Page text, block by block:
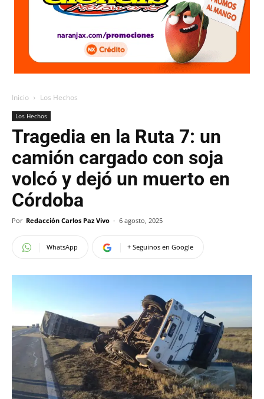
Inicio Los Hechos
Los Hechos
Tragedia en la Ruta 7: un
camión cargado con soja
volcó y dejó un muerto en
Córdoba
Por Redacción Carlos Paz Vivo - 6 agosto, 2025
WhatsApp + Seguinos en Google